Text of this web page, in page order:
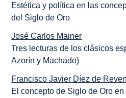
Estética y política en las
del Siglo de Oro
José Carlos Mainer
Tres lecturas de los clásicos
Azorín y Machado)
Francisco Javier Díez de
El concepto de Siglo de Oro